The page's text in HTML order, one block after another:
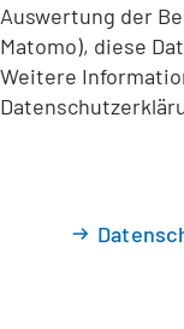
Auswertung der
Matomo), diese
Weitere